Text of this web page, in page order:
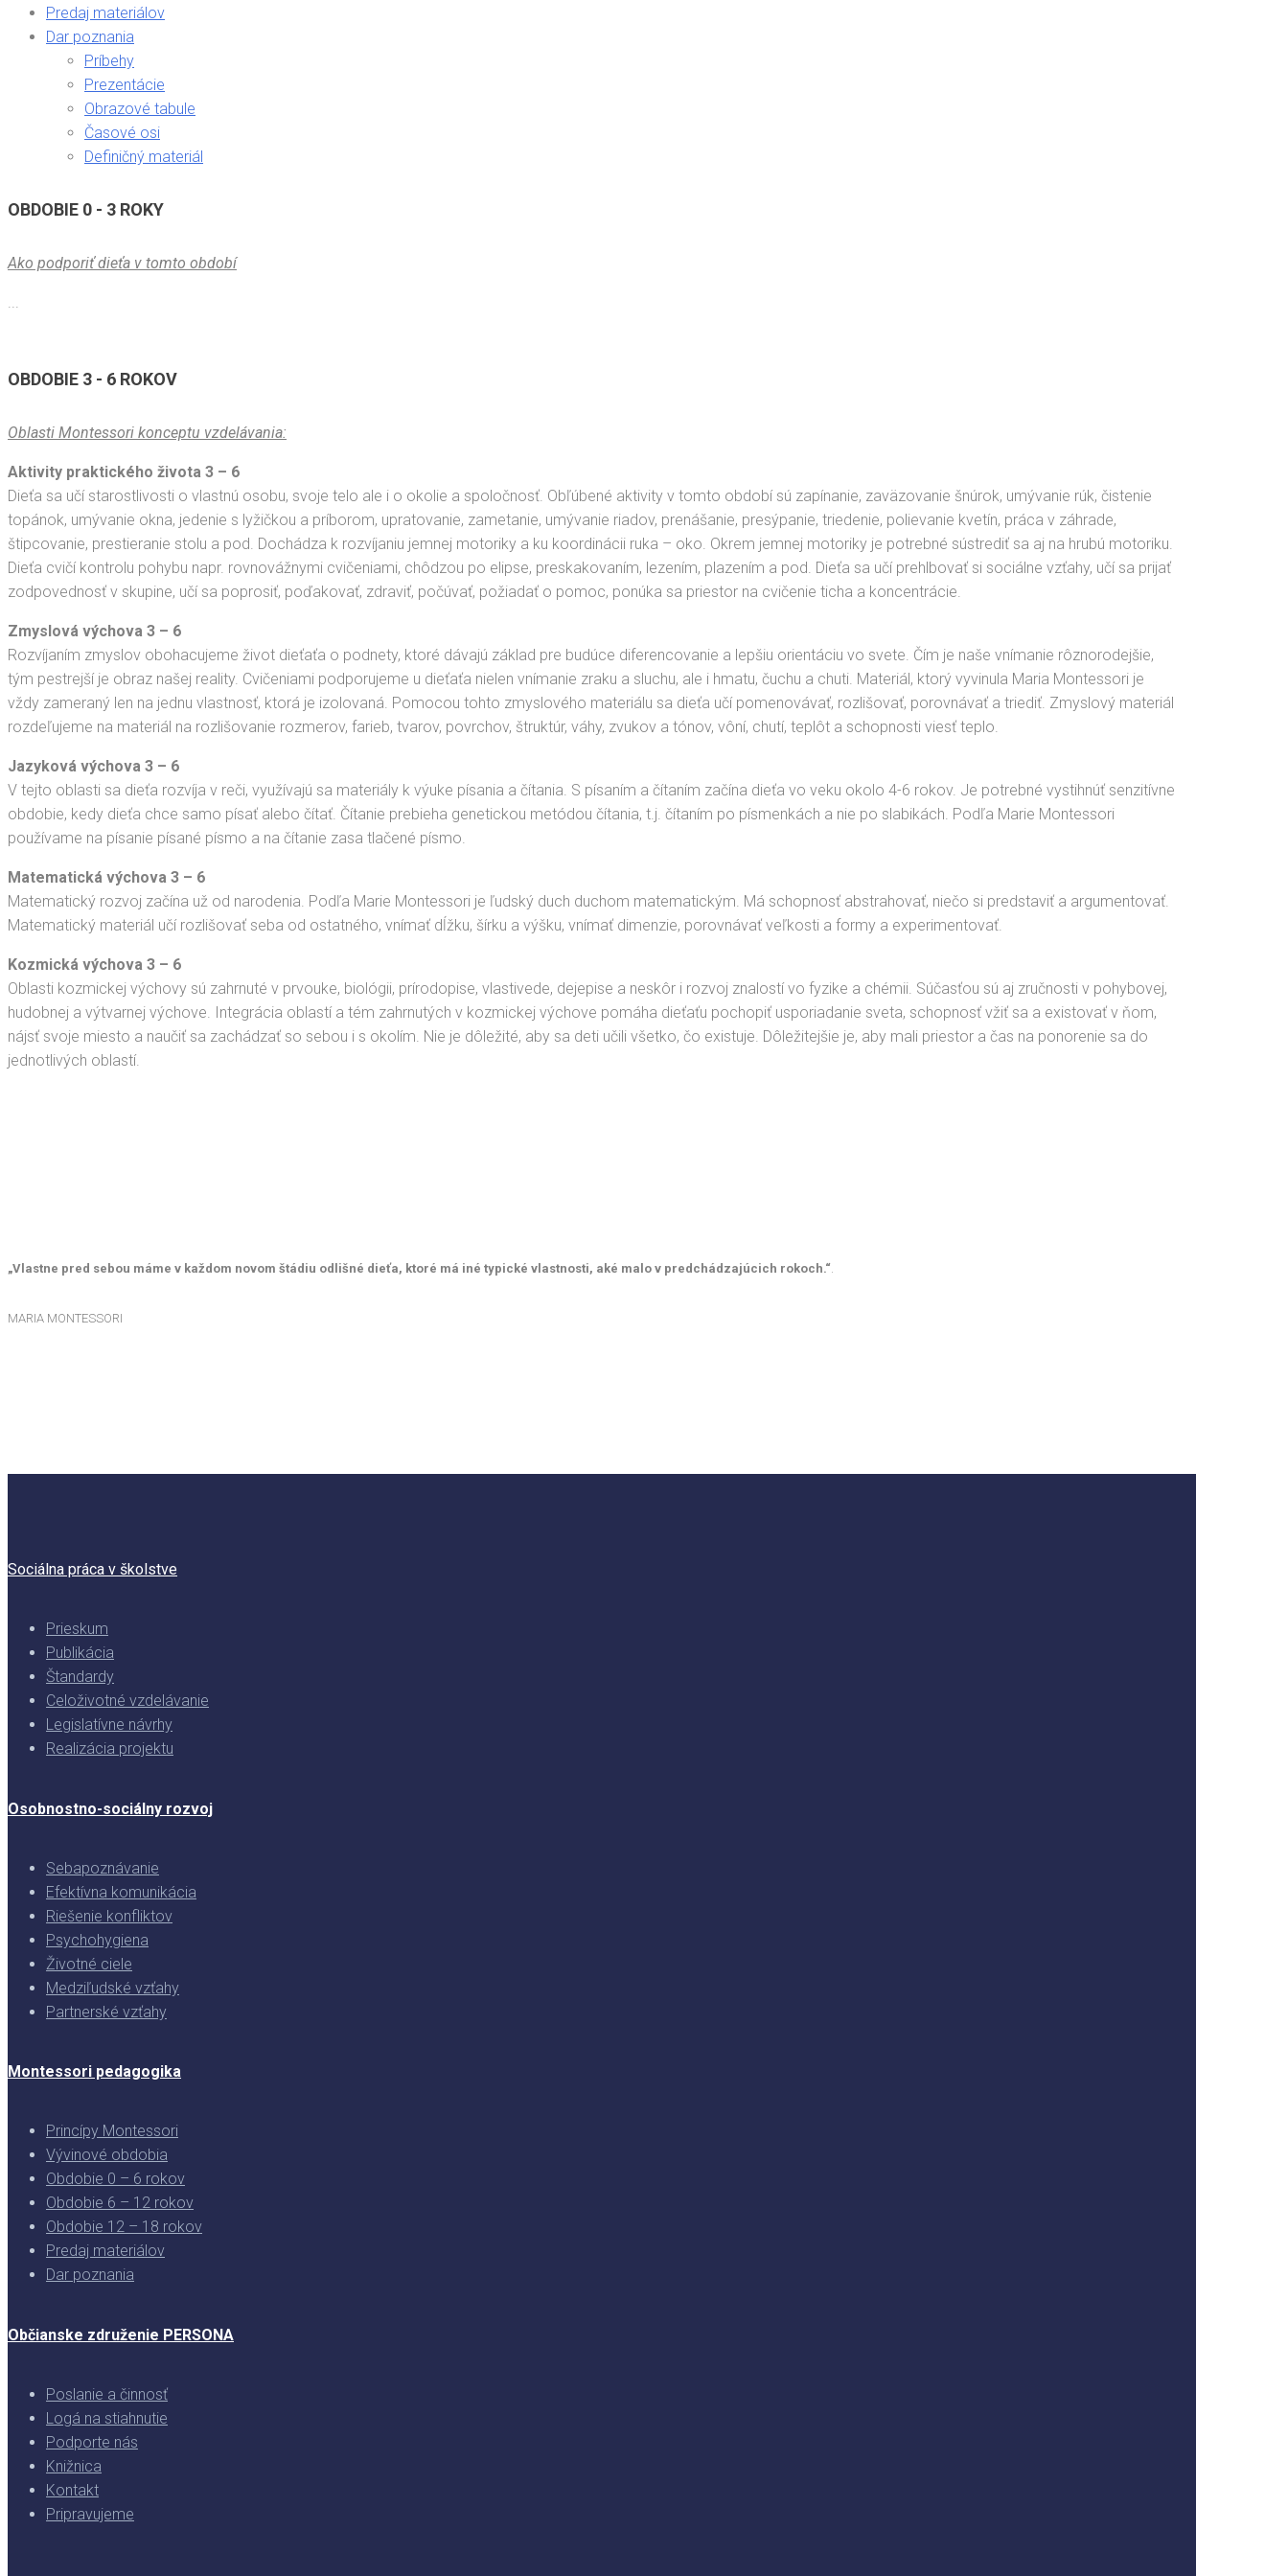
Predaj materiálov
Dar poznania
Príbehy
Prezentácie
Obrazové tabule
Časové osi
Definičný materiál
OBDOBIE 0 - 3 ROKY
Ako podporiť dieťa v tomto období
OBDOBIE 3 - 6 ROKOV
Oblasti Montessori konceptu vzdelávania:
Aktivity praktického života 3 – 6
Dieťa sa učí starostlivosti o vlastnú osobu, svoje telo ale i o okolie a spoločnosť. Obľúbené aktivity v tomto období sú zapínanie, zaväzovanie šnúrok, umývanie rúk, čistenie
topánok, umývanie okna, jedenie s lyžičkou a príborom, upratovanie, zametanie, umývanie riadov, prenášanie, presýpanie, triedenie, polievanie kvetín, práca v záhrade,
štipcovanie, prestieranie stolu a pod. Dochádza k rozvíjaniu jemnej motoriky a ku koordinácii ruka – oko. Okrem jemnej motoriky je potrebné sústrediť sa aj na hrubú motoriku.
Dieťa cvičí kontrolu pohybu napr. rovnovážnymi cvičeniami, chôdzou po elipse, preskakovaním, lezením, plazením a pod. Dieťa sa učí prehlbovať si sociálne vzťahy, učí sa prijať
zodpovednosť v skupine, učí sa poprosiť, poďakovať, zdraviť, počúvať, požiadať o pomoc, ponúka sa priestor na cvičenie ticha a koncentrácie.
Zmyslová výchova 3 – 6
Rozvíjaním zmyslov obohacujeme život dieťaťa o podnety, ktoré dávajú základ pre budúce diferencovanie a lepšiu orientáciu vo svete. Čím je naše vnímanie rôznorodejšie,
tým pestrejší je obraz našej reality. Cvičeniami podporujeme u dieťaťa nielen vnímanie zraku a sluchu, ale i hmatu, čuchu a chuti. Materiál, ktorý vyvinula Maria Montessori je
vždy zameraný len na jednu vlastnosť, ktorá je izolovaná. Pomocou tohto zmyslového materiálu sa dieťa učí pomenovávať, rozlišovať, porovnávať a triediť. Zmyslový materiál
rozdeľujeme na materiál na rozlišovanie rozmerov, farieb, tvarov, povrchov, štruktúr, váhy, zvukov a tónov, vôní, chutí, teplôt a schopnosti viesť teplo.
Jazyková výchova 3 – 6
V tejto oblasti sa dieťa rozvíja v reči, využívajú sa materiály k výuke písania a čítania. S písaním a čítaním začína dieťa vo veku okolo 4-6 rokov. Je potrebné vystihnúť senzitívne
obdobie, kedy dieťa chce samo písať alebo čítať. Čítanie prebieha genetickou metódou čítania, t.j. čítaním po písmenkách a nie po slabikách. Podľa Marie Montessori
používame na písanie písané písmo a na čítanie zasa tlačené písmo.
Matematická výchova 3 – 6
Matematický rozvoj začína už od narodenia. Podľa Marie Montessori je ľudský duch duchom matematickým. Má schopnosť abstrahovať, niečo si predstaviť a argumentovať.
Matematický materiál učí rozlišovať seba od ostatného, vnímať dĺžku, šírku a výšku, vnímať dimenzie, porovnávať veľkosti a formy a experimentovať.
Kozmická výchova 3 – 6
Oblasti kozmickej výchovy sú zahrnuté v prvouke, biológii, prírodopise, vlastivede, dejepise a neskôr i rozvoj znalostí vo fyzike a chémii. Súčasťou sú aj zručnosti v pohybovej,
hudobnej a výtvarnej výchove. Integrácia oblastí a tém zahrnutých v kozmickej výchove pomáha dieťaťu pochopiť usporiadanie sveta, schopnosť vžiť sa a existovať v ňom,
nájsť svoje miesto a naučiť sa zachádzať so sebou i s okolím. Nie je dôležité, aby sa deti učili všetko, čo existuje. Dôležitejšie je, aby mali priestor a čas na ponorenie sa do
jednotlivých oblastí.
„Vlastne pred sebou máme v každom novom štádiu odlišné dieťa, ktoré má iné typické vlastnosti, aké malo v predchádzajúcich rokoch.“
MARIA MONTESSORI
Sociálna práca v školstve
Prieskum
Publikácia
Štandardy
Celoživotné vzdelávanie
Legislatívne návrhy
Realizácia projektu
Osobnostno-sociálny rozvoj
Sebapoznávanie
Efektívna komunikácia
Riešenie konfliktov
Psychohygiena
Životné ciele
Medziľudské vzťahy
Partnerské vzťahy
Montessori pedagogika
Princípy Montessori
Vývinové obdobia
Obdobie 0 – 6 rokov
Obdobie 6 – 12 rokov
Obdobie 12 – 18 rokov
Predaj materiálov
Dar poznania
Občianske združenie PERSONA
Poslanie a činnosť
Logá na stiahnutie
Podporte nás
Knižnica
Kontakt
Pripravujeme